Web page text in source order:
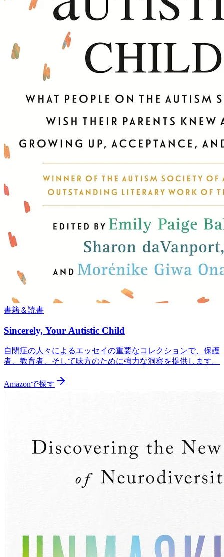
書籍＆読書
Sincerely, Your Autistic Child
自閉症の人々によるエッセイの重要なコレクションで、保護
者、教育者、そして味方のために強力な洞察を提供します。
Amazonで探す